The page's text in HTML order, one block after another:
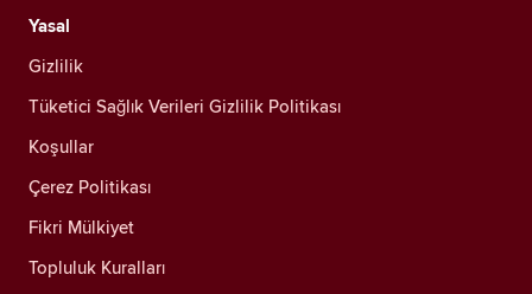
Yasal
Gizlilik
Tüketici Sağlık Verileri Gizlilik Politikası
Koşullar
Çerez Politikası
Fikri Mülkiyet
Topluluk Kuralları